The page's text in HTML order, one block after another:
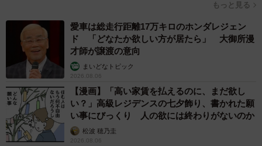
「CoCo壱番屋カレーふりかけ・ベーコン・ブロッコリー」（masaさん＠
masa3192173提供）
「『映え』といっても、具材いろいろ、盛り盛りはなしで
す。（モットーは）『なるべく普通のおにぎりを』なの
で、見てくれている皆さまには面白味がないかもですね。
時々、おもしろ系や顔おにぎりを作るのが息抜きです」
もっと見る
愛車は総走行距離17万キロのホンダレジェン
ド 「どなたか欲しい方が居たら」 大御所漫
才師が譲渡の意向
まいどなトピック
2026.08.06
【漫画】「高い家賃を払えるのに、まだ欲し
い？」高級レジデンスの七夕飾り、書かれた願
い事にびっくり 人の欲には終わりがないのか
松波 穂乃圭
2026.08.06